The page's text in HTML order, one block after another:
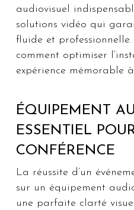
audiovisuel
solutions vidéo qui
fluide et
comment optimiser
expérience mémorable
ÉQUIPEMENT
ESSENTIEL
CONFÉRENCE
La réussite d’un
sur un équipement
une parfaite clarté